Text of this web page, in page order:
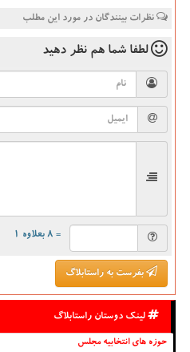
نظرات بینندگان در مورد این مطلب
لطفا شما هم نظر دهید
= ۸ بعلاوه ۱
بفرست به راستابلاگ
لینک دوستان راستابلاگ
حوزه های انتخابیه مجلس